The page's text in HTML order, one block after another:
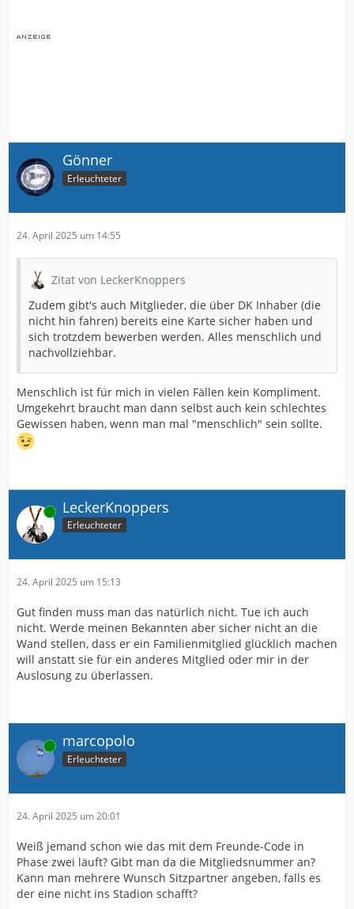
Gönner
Erleuchteter
24. April 2025 um 14:55
Zitat von LeckerKnoppers
Zudem gibt's auch Mitglieder, die über DK Inhaber (die
nicht hin fahren) bereits eine Karte sicher haben und
sich trotzdem bewerben werden. Alles menschlich und
nachvollziehbar.
Menschlich ist für mich in vielen Fällen kein Kompliment.
Umgekehrt braucht man dann selbst auch kein schlechtes
Gewissen haben, wenn man mal "menschlich" sein sollte.
Online LeckerKnoppers
Erleuchteter
24. April 2025 um 15:13
Gut finden muss man das natürlich nicht. Tue ich auch
nicht. Werde meinen Bekannten aber sicher nicht an die
Wand stellen, dass er ein Familienmitglied glücklich machen
will anstatt sie für ein anderes Mitglied oder mir in der
Auslosung zu überlassen.
Online marcopolo
Erleuchteter
24. April 2025 um 20:01
Weiß jemand schon wie das mit dem Freunde-Code in
Phase zwei läuft? Gibt man da die Mitgliedsnummer an?
Kann man mehrere Wunsch Sitzpartner angeben, falls es
der eine nicht ins Stadion schafft?